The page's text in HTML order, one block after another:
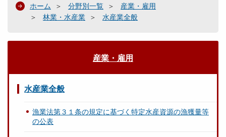
ホーム 分野別一覧
産業・雇用
林業・水産業
水産業全般
産業・雇用
水産業全般
漁業法第３１条の規定に基づく特定水産資源の漁獲量等
の公表